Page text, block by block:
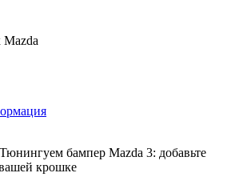
Mazda
Тюнингуем бампер Mazda 3: добавьте
крошке